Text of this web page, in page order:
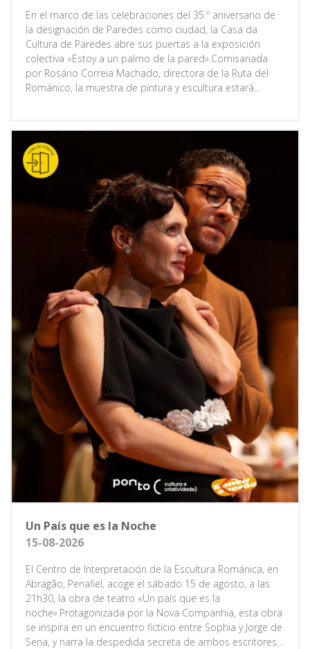
En el marco de las celebraciones del 35.º aniversario de
la designación de Paredes como ciudad, la Casa da
Cultura de Paredes abre sus puertas a la exposición
colectiva «Estoy a un palmo de la pared».Comisariada
por Rosário Correia Machado, directora de la Ruta del
Románico, la muestra de pintura y escultura estará
los sábados, de 10:00 a 12:30 y de 14:30 a 17:00.
Un País que es la Noche
15-08-2026
El Centro de Interpretación de la Escultura Románica, en
Abragão, Penafiel, acoge el sábado 15 de agosto, a las
21h30, la obra de teatro «Un país que es la
noche».Protagonizada por la Nova Companhia, esta obra
se inspira en un encuentro ficticio entre Sophia y Jorge de
Sena, y narra la despedida secreta de ambos escritores